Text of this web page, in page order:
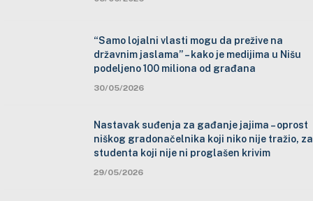
“Samo lojalni vlasti mogu da prežive na
državnim jaslama” – kako je medijima u Nišu
podeljeno 100 miliona od građana
30/05/2026
Nastavak suđenja za gađanje jajima – oprost
niškog gradonačelnika koji niko nije tražio, za
studenta koji nije ni proglašen krivim
29/05/2026